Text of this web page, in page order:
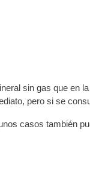
sin gas que en
pero si se
casos también